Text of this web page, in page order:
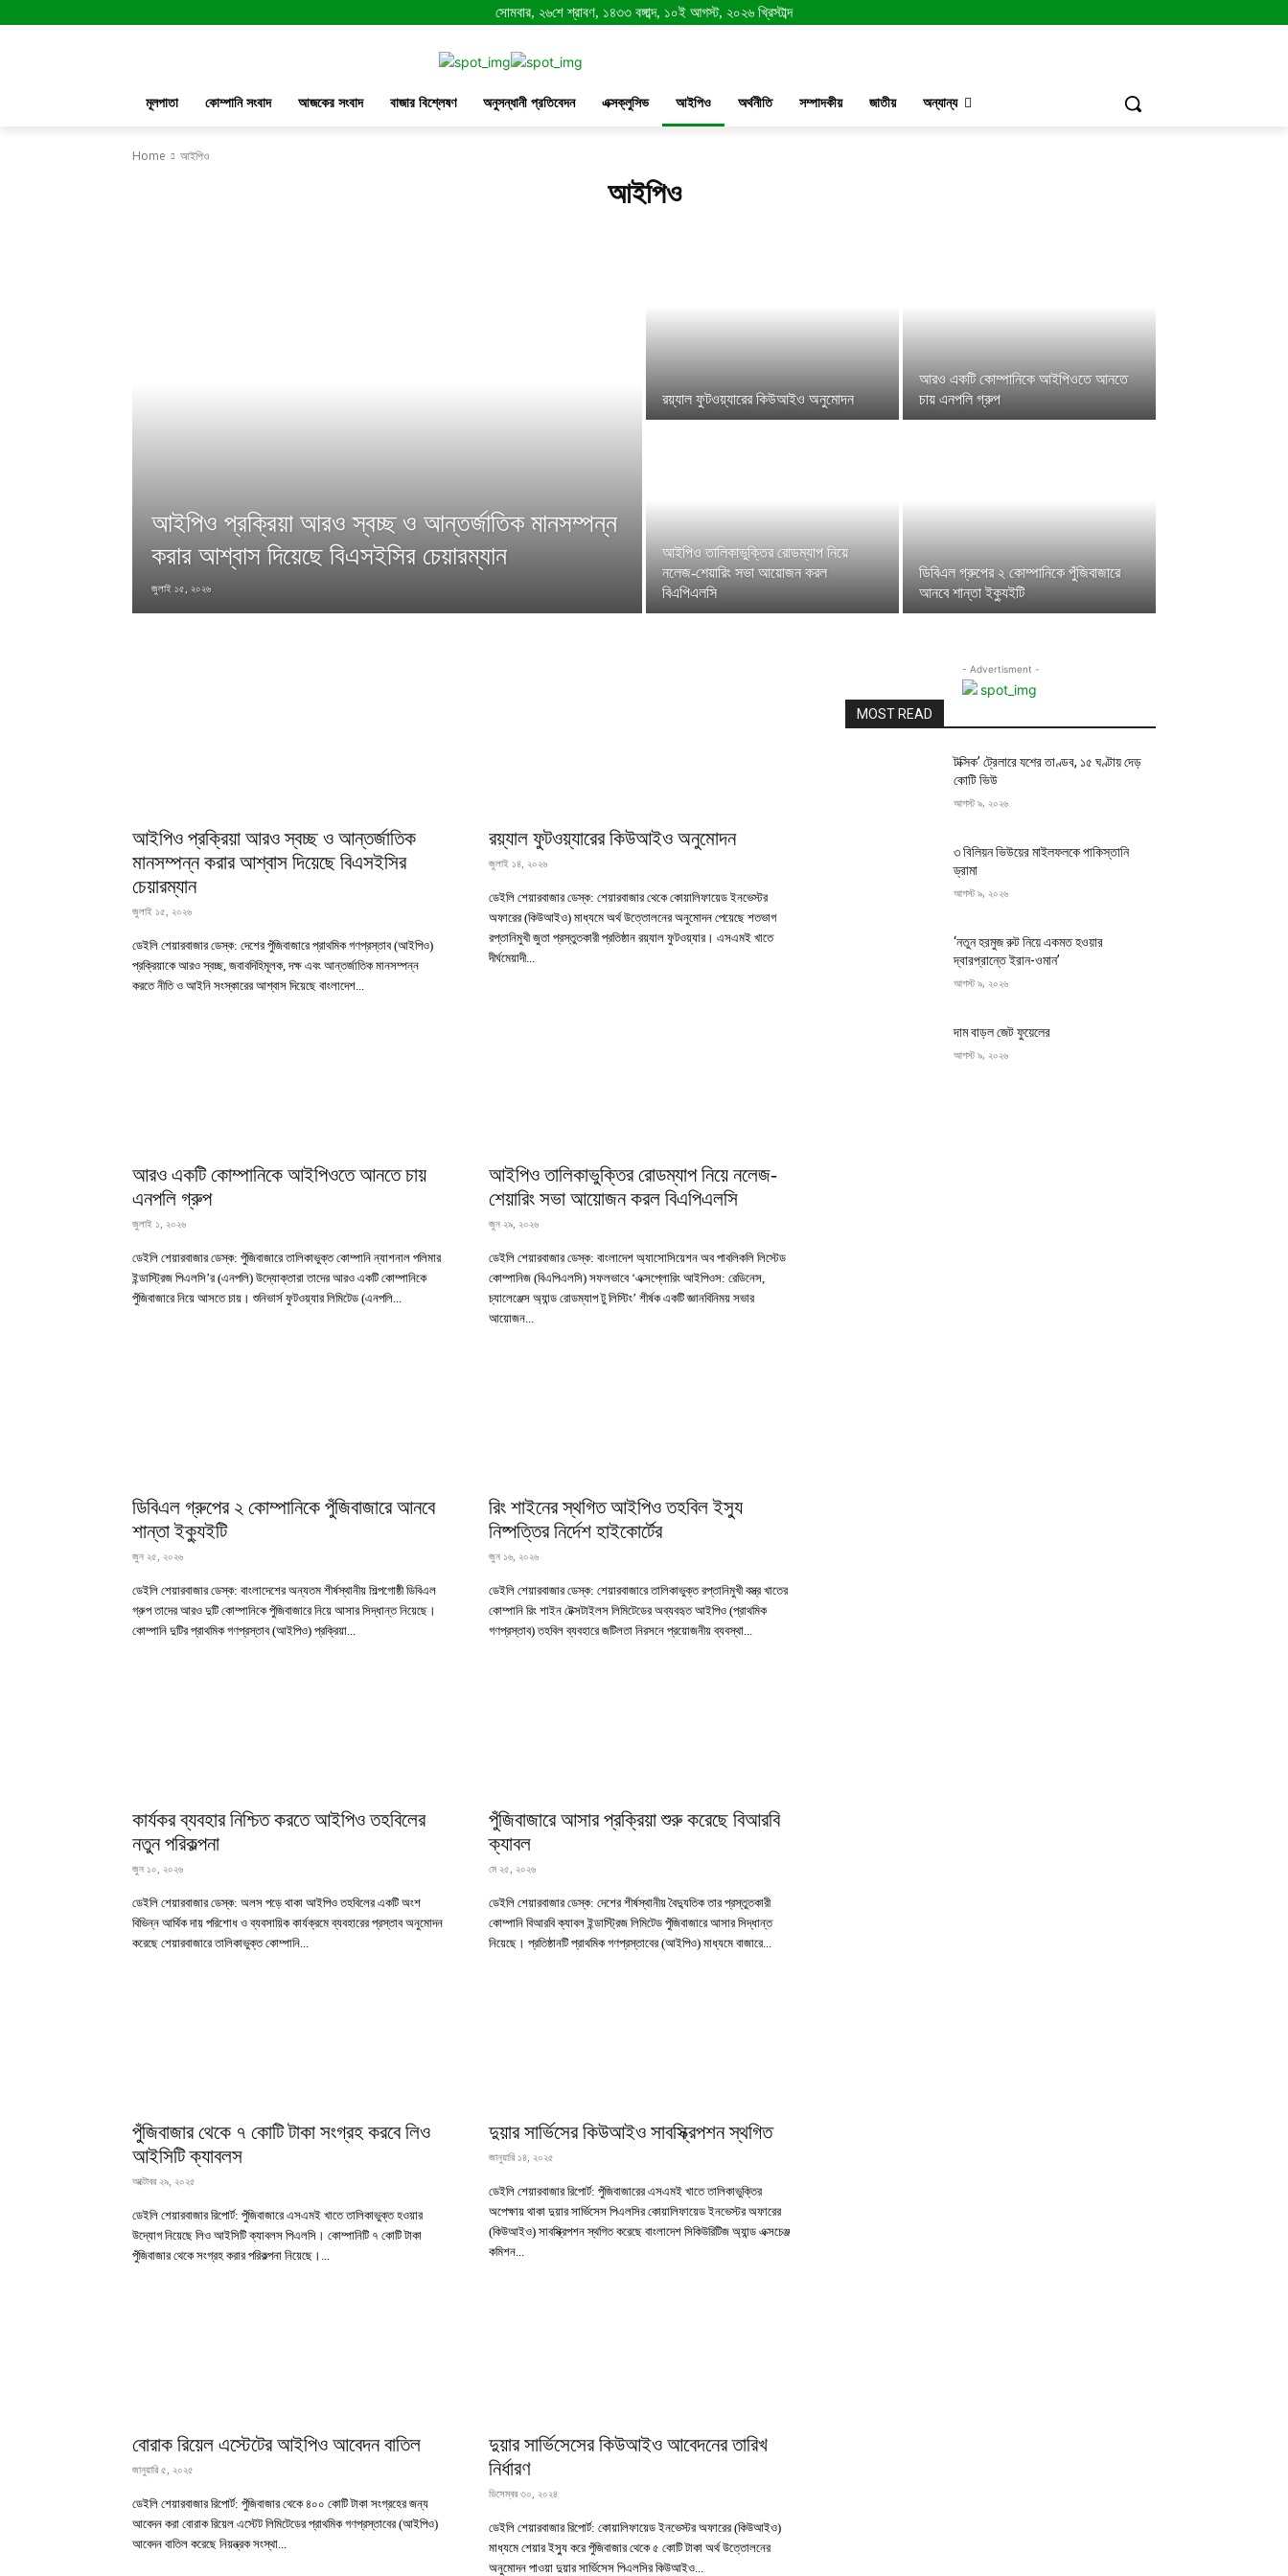
সোমবার, ২৬শে শ্রাবণ, ১৪৩৩ বঙ্গাব্দ, ১০ই আগস্ট, ২০২৬ খ্রিস্টাব্দ
মূলপাতা কোম্পানি সংবাদ আজকের সংবাদ বাজার বিশ্লেষণ অনুসন্ধানী প্রতিবেদন এক্সক্লুসিভ আইপিও অর্থনীতি সম্পাদকীয় জাতীয় অন্যান্য
Home আইপিও
আইপিও
আইপিও প্রক্রিয়া আরও স্বচ্ছ ও আন্তর্জাতিক মানসম্পন্ন
করার আশ্বাস দিয়েছে বিএসইসির চেয়ারম্যান
জুলাই ১৫, ২০২৬
রয়্যাল ফুটওয়্যারের কিউআইও অনুমোদন
আরও একটি কোম্পানিকে আইপিওতে আনতে
চায় এনপলি গ্রুপ
আইপিও তালিকাভুক্তির রোডম্যাপ নিয়ে
নলেজ-শেয়ারিং সভা আয়োজন করল
বিএপিএলসি
ডিবিএল গ্রুপের ২ কোম্পানিকে পুঁজিবাজারে
আনবে শান্তা ইক্যুইটি
আইপিও প্রক্রিয়া আরও স্বচ্ছ ও আন্তর্জাতিক
মানসম্পন্ন করার আশ্বাস দিয়েছে বিএসইসির
চেয়ারম্যান
জুলাই ১৫, ২০২৬
ডেইলি শেয়ারবাজার ডেস্ক: দেশের পুঁজিবাজারে প্রাথমিক গণপ্রস্তাব (আইপিও)
প্রক্রিয়াকে আরও স্বচ্ছ, জবাবদিহিমূলক, দক্ষ এবং আন্তর্জাতিক মানসম্পন্ন
করতে নীতি ও আইনি সংস্কারের আশ্বাস দিয়েছে বাংলাদেশ...
রয়্যাল ফুটওয়্যারের কিউআইও অনুমোদন
জুলাই ১৪, ২০২৬
ডেইলি শেয়ারবাজার ডেস্ক: শেয়ারবাজার থেকে কোয়ালিফায়েড ইনভেস্টর
অফারের (কিউআইও) মাধ্যমে অর্থ উত্তোলনের অনুমোদন পেয়েছে শতভাগ
রপ্তানিমুখী জুতা প্রস্তুতকারী প্রতিষ্ঠান রয়্যাল ফুটওয়্যার। এসএমই খাতে
দীর্ঘমেয়াদী...
আরও একটি কোম্পানিকে আইপিওতে আনতে চায়
এনপলি গ্রুপ
জুলাই ১, ২০২৬
ডেইলি শেয়ারবাজার ডেস্ক: পুঁজিবাজারে তালিকাভুক্ত কোম্পানি ন্যাশনাল পলিমার
ইন্ডাস্ট্রিজ পিএলসি’র (এনপলি) উদ্যোক্তারা তাদের আরও একটি কোম্পানিকে
পুঁজিবাজারে নিয়ে আসতে চায়। শুনিভার্স ফুটওয়্যার লিমিটেড (এনপলি...
আইপিও তালিকাভুক্তির রোডম্যাপ নিয়ে নলেজ-
শেয়ারিং সভা আয়োজন করল বিএপিএলসি
জুন ২৯, ২০২৬
ডেইলি শেয়ারবাজার ডেস্ক: বাংলাদেশ অ্যাসোসিয়েশন অব পাবলিকলি লিস্টেড
কোম্পানিজ (বিএপিএলসি) সফলভাবে ‘এক্সপ্লোরিং আইপিওস: রেডিনেস,
চ্যালেঞ্জেস অ্যান্ড রোডম্যাপ টু লিস্টিং’ শীর্ষক একটি জ্ঞানবিনিময় সভার
আয়োজন...
ডিবিএল গ্রুপের ২ কোম্পানিকে পুঁজিবাজারে আনবে
শান্তা ইক্যুইটি
জুন ২৫, ২০২৬
ডেইলি শেয়ারবাজার ডেস্ক: বাংলাদেশের অন্যতম শীর্ষস্থানীয় শিল্পগোষ্ঠী ডিবিএল
গ্রুপ তাদের ‌আরও দুটি কোম্পানিকে পুঁজিবাজারে নিয়ে আসার সিদ্ধান্ত নিয়েছে।
কোম্পানি দুটির প্রাথমিক গণপ্রস্তাব (আইপিও) প্রক্রিয়া...
রিং শাইনের স্থগিত আইপিও তহবিল ইস্যু
নিষ্পত্তির নির্দেশ হাইকোর্টের
জুন ১৬, ২০২৬
ডেইলি শেয়ারবাজার ডেস্ক: শেয়ারবাজারে তালিকাভুক্ত রপ্তানিমুখী বস্ত্র খাতের
কোম্পানি রিং শাইন টেক্সটাইলস লিমিটেডের অব্যবহৃত আইপিও (প্রাথমিক
গণপ্রস্তাব) তহবিল ব্যবহারে জটিলতা নিরসনে প্রয়োজনীয় ব্যবস্থা...
কার্যকর ব্যবহার নিশ্চিত করতে আইপিও তহবিলের
নতুন পরিকল্পনা
জুন ১০, ২০২৬
ডেইলি শেয়ারবাজার ডেস্ক: অলস পড়ে থাকা আইপিও তহবিলের একটি অংশ
বিভিন্ন আর্থিক দায় পরিশোধ ও ব্যবসায়িক কার্যক্রমে ব্যবহারের প্রস্তাব অনুমোদন
করেছে শেয়ারবাজারে তালিকাভুক্ত কোম্পানি...
পুঁজিবাজারে আসার প্রক্রিয়া শুরু করেছে বিআরবি
ক্যাবল
মে ২৫, ২০২৬
ডেইলি শেয়ারবাজার ডেস্ক: দেশের শীর্ষস্থানীয় বৈদ্যুতিক তার প্রস্তুতকারী
কোম্পানি বিআরবি ক্যাবল ইন্ডাস্ট্রিজ লিমিটেড পুঁজিবাজারে আসার সিদ্ধান্ত
নিয়েছে। প্রতিষ্ঠানটি প্রাথমিক গণপ্রস্তাবের (আইপিও) মাধ্যমে বাজারে...
পুঁজিবাজার থেকে ৭ কোটি টাকা সংগ্রহ করবে লিও
আইসিটি ক্যাবলস
অক্টোবর ২৯, ২০২৫
ডেইলি শেয়ারবাজার রিপোর্ট: পুঁজিবাজারে এসএমই খাতে তালিকাভুক্ত হওয়ার
উদ্যোগ নিয়েছে লিও আইসিটি ক্যাবলস পিএলসি। কোম্পানিটি ৭ কোটি টাকা
পুঁজিবাজার থেকে সংগ্রহ করার পরিকল্পনা নিয়েছে।...
দুয়ার সার্ভিসের কিউআইও সাবস্ক্রিপশন স্থগিত
জানুয়ারি ১৪, ২০২৫
ডেইলি শেয়ারবাজার রিপোর্ট: পুঁজিবাজারের এসএমই খাতে তালিকাভুক্তির
অপেক্ষায় থাকা দুয়ার সার্ভিসেস পিএলসির কোয়ালিফায়েড ইনভেস্টর অফারের
(কিউআইও) সাবস্ক্রিপশন স্থগিত করেছে বাংলাদেশ সিকিউরিটিজ অ্যান্ড এক্সচেঞ্জ
কমিশন...
বোরাক রিয়েল এস্টেটের আইপিও আবেদন বাতিল
জানুয়ারি ৫, ২০২৫
ডেইলি শেয়ারবাজার রিপোর্ট: পুঁজিবাজার থেকে ৪০০ কোটি টাকা সংগ্রহের জন্য
আবেদন করা বোরাক রিয়েল এস্টেট লিমিটেডের প্রাথমিক গণপ্রস্তাবের (আইপিও)
আবেদন বাতিল করেছে নিয়ন্ত্রক সংস্থা...
দুয়ার সার্ভিসেসের কিউআইও আবেদনের তারিখ
নির্ধারণ
ডিসেম্বর ৩০, ২০২৪
ডেইলি শেয়ারবাজার রিপোর্ট: কোয়ালিফায়েড ইনভেস্টর অফারের (কিউআইও)
মাধ্যমে শেয়ার ইস্যু করে পুঁজিবাজার থেকে ৫ কোটি টাকা অর্থ উত্তোলনের
অনুমোদন পাওয়া দুয়ার সার্ভিসেস পিএলসির কিউআইও...
- Advertisment -
MOST READ
টক্সিক’ ট্রেলারে যশের তাণ্ডব, ১৫ ঘণ্টায় দেড়
কোটি ভিউ
আগস্ট ৯, ২০২৬
৩ বিলিয়ন ভিউয়ের মাইলফলকে পাকিস্তানি
ড্রামা
আগস্ট ৯, ২০২৬
‘নতুন হরমুজ রুট নিয়ে একমত হওয়ার
দ্বারপ্রান্তে ইরান-ওমান’
আগস্ট ৯, ২০২৬
দাম বাড়ল জেট ফুয়েলের
আগস্ট ৯, ২০২৬